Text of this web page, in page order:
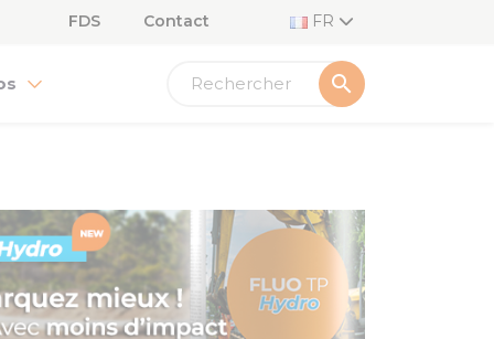
FDS Contact FR
search